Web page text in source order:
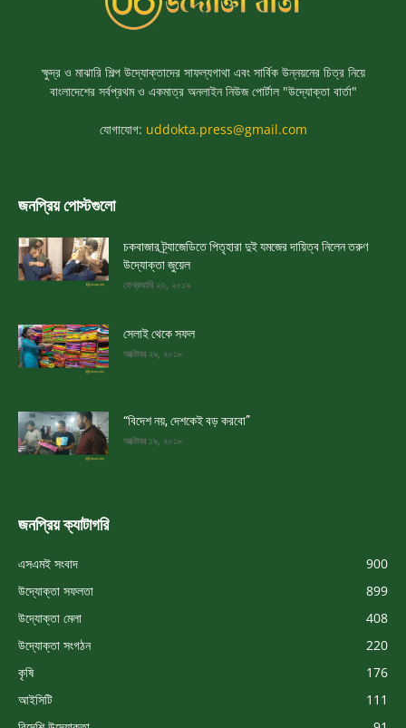
ক্ষুদ্র ও মাঝারি শিল্প উদ্যোক্তাদের সাফল্যগাথা এবং সার্বিক উন্নয়নের চিত্র নিয়ে
বাংলাদেশের সর্বপ্রথম ও একমাত্র অনলাইন নিউজ পোর্টাল "উদ্যোক্তা বার্তা"
যোগাযোগ: uddokta.press@gmail.com
জনপ্রিয় পোস্টগুলো
চকবাজার ট্র্যাজেডিতে পিতৃহারা দুই যমজের দায়িত্ব নিলেন তরুণ
উদ্যোক্তা জুয়েল
ফেব্রুয়ারি ২৩, ২০১৯
সেলাই থেকে সফল
অক্টোবর ২৯, ২০১৮
“বিদেশ নয়, দেশকেই বড় করবো”
অক্টোবর ১৯, ২০১৮
জনপ্রিয় ক্যাটাগরি
এসএমই সংবাদ
900
উদ্যোক্তা সফলতা
899
উদ্যোক্তা মেলা
408
উদ্যোক্তা সংগঠন
220
কৃষি
176
আইসিটি
111